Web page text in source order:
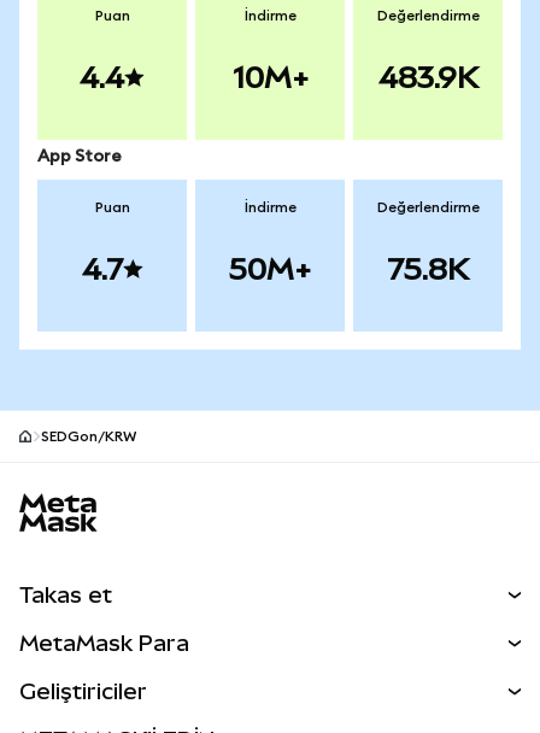
Puan
4.4
İndirme
10M+
Değerlendirme
483.9K
App Store
Puan
4.7
İndirme
50M+
Değerlendirme
75.8K
SEDGon/KRW
Takas et
Perps
MetaMask Para
Geliştiriciler